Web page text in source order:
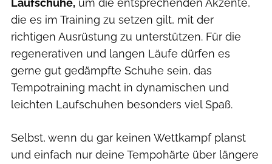
Laufschuhe, um die entsprechenden Akzente,
die es im Training zu setzen gilt, mit der
richtigen Ausrüstung zu unterstützen. Für die
regenerativen und langen Läufe dürfen es
gerne gut gedämpfte Schuhe sein, das
Tempotraining macht in dynamischen und
leichten Laufschuhen besonders viel Spaß.
Selbst, wenn du gar keinen Wettkampf planst
und einfach nur deine Tempohärte über längere